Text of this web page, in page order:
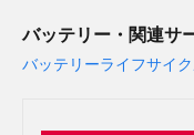
バッテリー・関連サ
バッテリーライフサイ